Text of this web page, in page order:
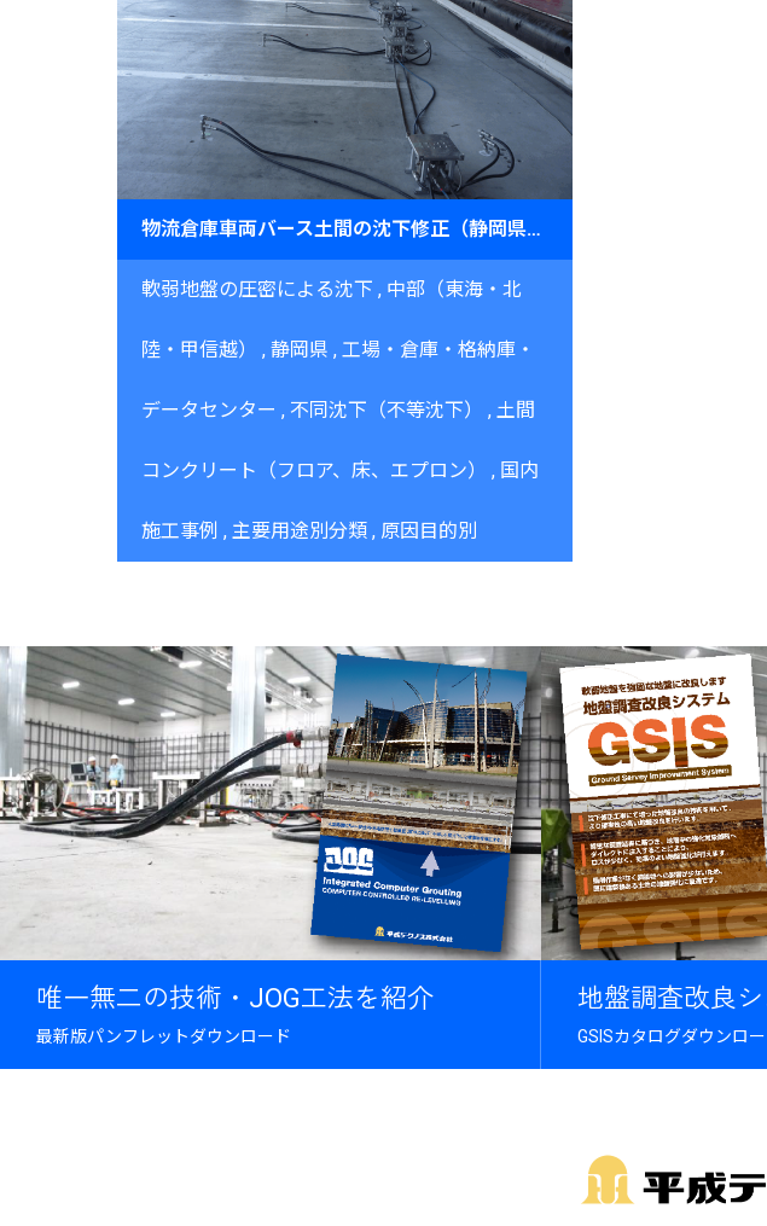
物流倉庫車両バース土間の沈下修正（静岡県）～営業を継続しながらJOG工法で段差を解消～
軟弱地盤の圧密による沈下 中部（東海・北
陸・甲信越） 静岡県 工場・倉庫・格納庫・
データセンター 不同沈下（不等沈下） 土間
コンクリート（フロア、床、エプロン） 国内
施工事例 主要用途別分類 原因目的別
唯一無二の技術・JOG工法を紹介
最新版パンフレットダウンロード
地盤調査改良
GSISカタログダウンロ